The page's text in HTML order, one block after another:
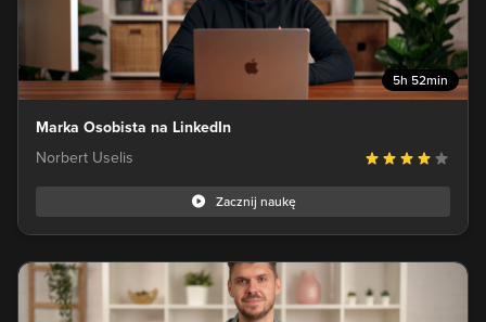
5h 52min
Marka Osobista na LinkedIn
Norbert Uselis
Zacznij naukę